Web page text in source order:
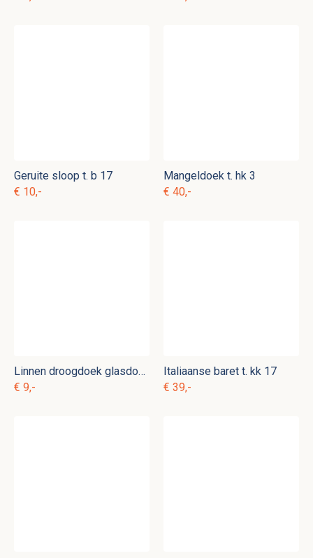
Geruite sloop t. b 17
€ 10,-
Mangeldoek t. hk 3
€ 40,-
Linnen droogdoek glasdoek t. hk 13
€ 9,-
Italiaanse baret t. kk 17
€ 39,-